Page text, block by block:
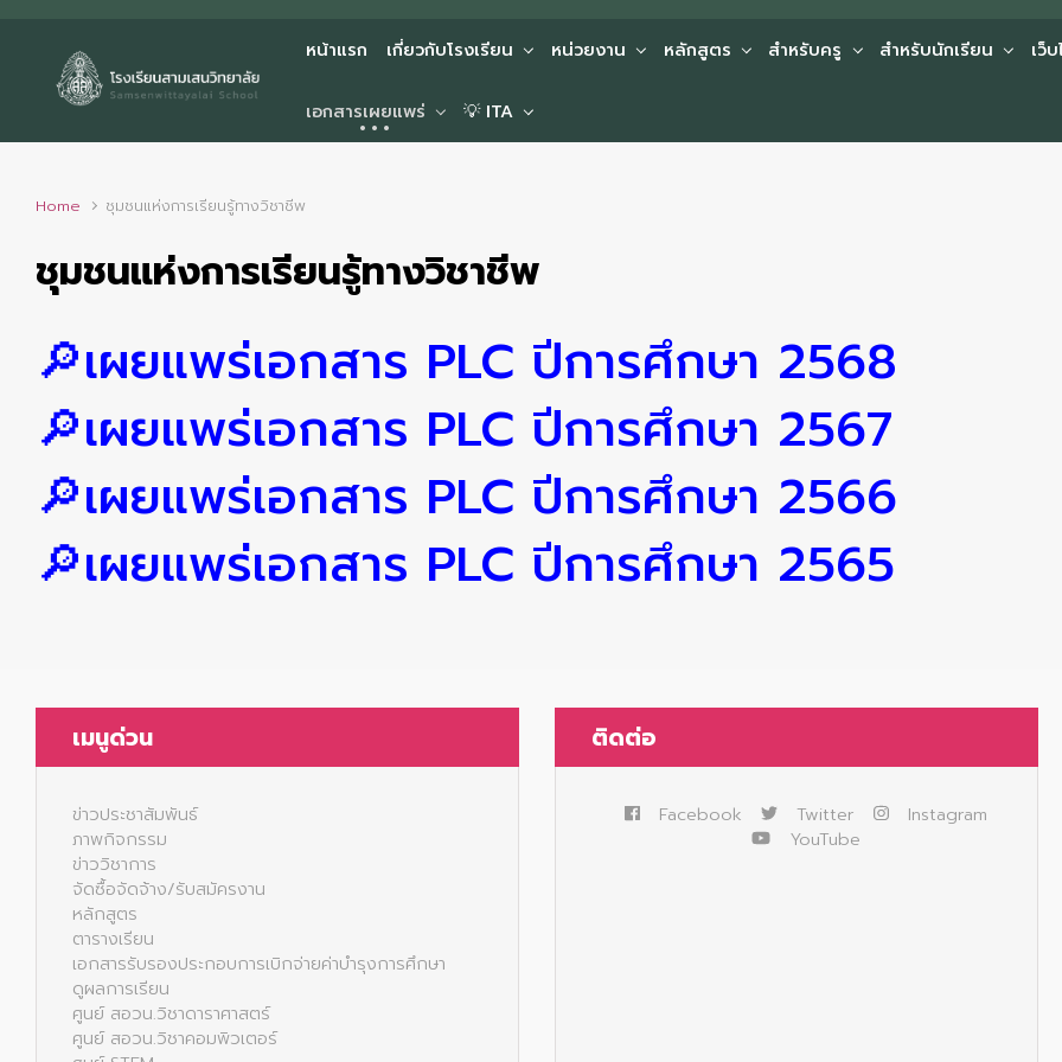
หน้าแรก เกี่ยวกับโรงเรียน หน่วยงาน หลักสูตร สำหรับครู สำหรับนักเรียน เว็
เอกสารเผยแพร่ 💡 ITA
Home ชุมชนแห่งการเรียนรู้ทางวิชาชีพ
ชุมชนแห่งการเรียนรู้ทางวิชาชีพ
🔎เผยแพร่เอกสาร PLC ปีการศึกษา 2568
🔎เผยแพร่เอกสาร PLC ปีการศึกษา 2567
🔎เผยแพร่เอกสาร PLC ปีการศึกษา 2566
🔎เผยแพร่เอกสาร PLC ปีการศึกษา 2565
เมนูด่วน
ข่าวประชาสัมพันธ์
ภาพกิจกรรม
ข่าววิชาการ
จัดซื้อจัดจ้าง/รับสมัครงาน
หลักสูตร
ตารางเรียน
เอกสารรับรองประกอบการเบิกจ่ายค่าบำรุงการศึกษา
ดูผลการเรียน
ศูนย์ สอวน.วิชาดาราศาสตร์
ศูนย์ สอวน.วิชาคอมพิวเตอร์
ติดต่อ
Facebook Twitter
Instagram
YouTube